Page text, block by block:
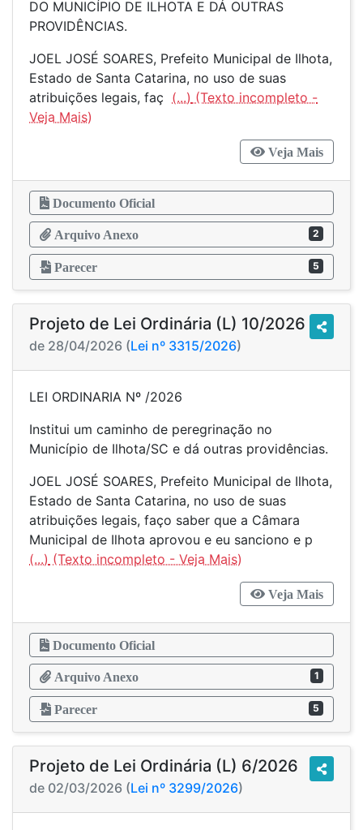
DO MUNICÍPIO DE ILHOTA E DÁ OUTRAS
PROVIDÊNCIAS.
JOEL JOSÉ SOARES, Prefeito Municipal de Ilhota,
Estado de Santa Catarina, no uso de suas
atribuições legais, faç (...)
Veja Mais
Documento Oficial
Arquivo Anexo 2
Parecer 5
Projeto de Lei Ordinária (L) 10/2026
de 28/04/2026 (Lei nº 3315/2026)
LEI ORDINARIA Nº /2026
Institui um caminho de peregrinação no
Município de Ilhota/SC e dá outras providências.
JOEL JOSÉ SOARES, Prefeito Municipal de Ilhota,
Estado de Santa Catarina, no uso de suas
atribuições legais, faço saber que a Câmara
Municipal de Ilhota aprovou e eu sanciono e p
(...)
Veja Mais
Documento Oficial
Arquivo Anexo 1
Parecer 5
Projeto de Lei Ordinária (L) 6/2026
de 02/03/2026 (Lei nº 3299/2026)